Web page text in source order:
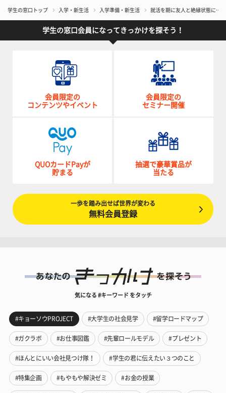
学生の窓口トップ 入学・新生活 入学準備・新生活 就活を期に友人と絶縁状態に
学生の窓口会員になってきっかけを探そう！
会員限定の
コンテンツやイベント
会員限定の
セミナー開催
QUOカードPayが
貯まる
抽選で豪華賞品が
当たる
一歩を踏み出せば世界が変わる
無料会員登録
気になる #キーワード をタッチ
#キョーソウPROJECT #大学生の社会見学 #留学ロードマップ
#ガクラボ #お仕事図鑑 #先輩ロールモデル #プレゼント
#ほんとにいい会社見つけ隊！ #学生の君に伝えたい３つのこと
#特集企画 #もやもや解決ゼミ #お金の授業